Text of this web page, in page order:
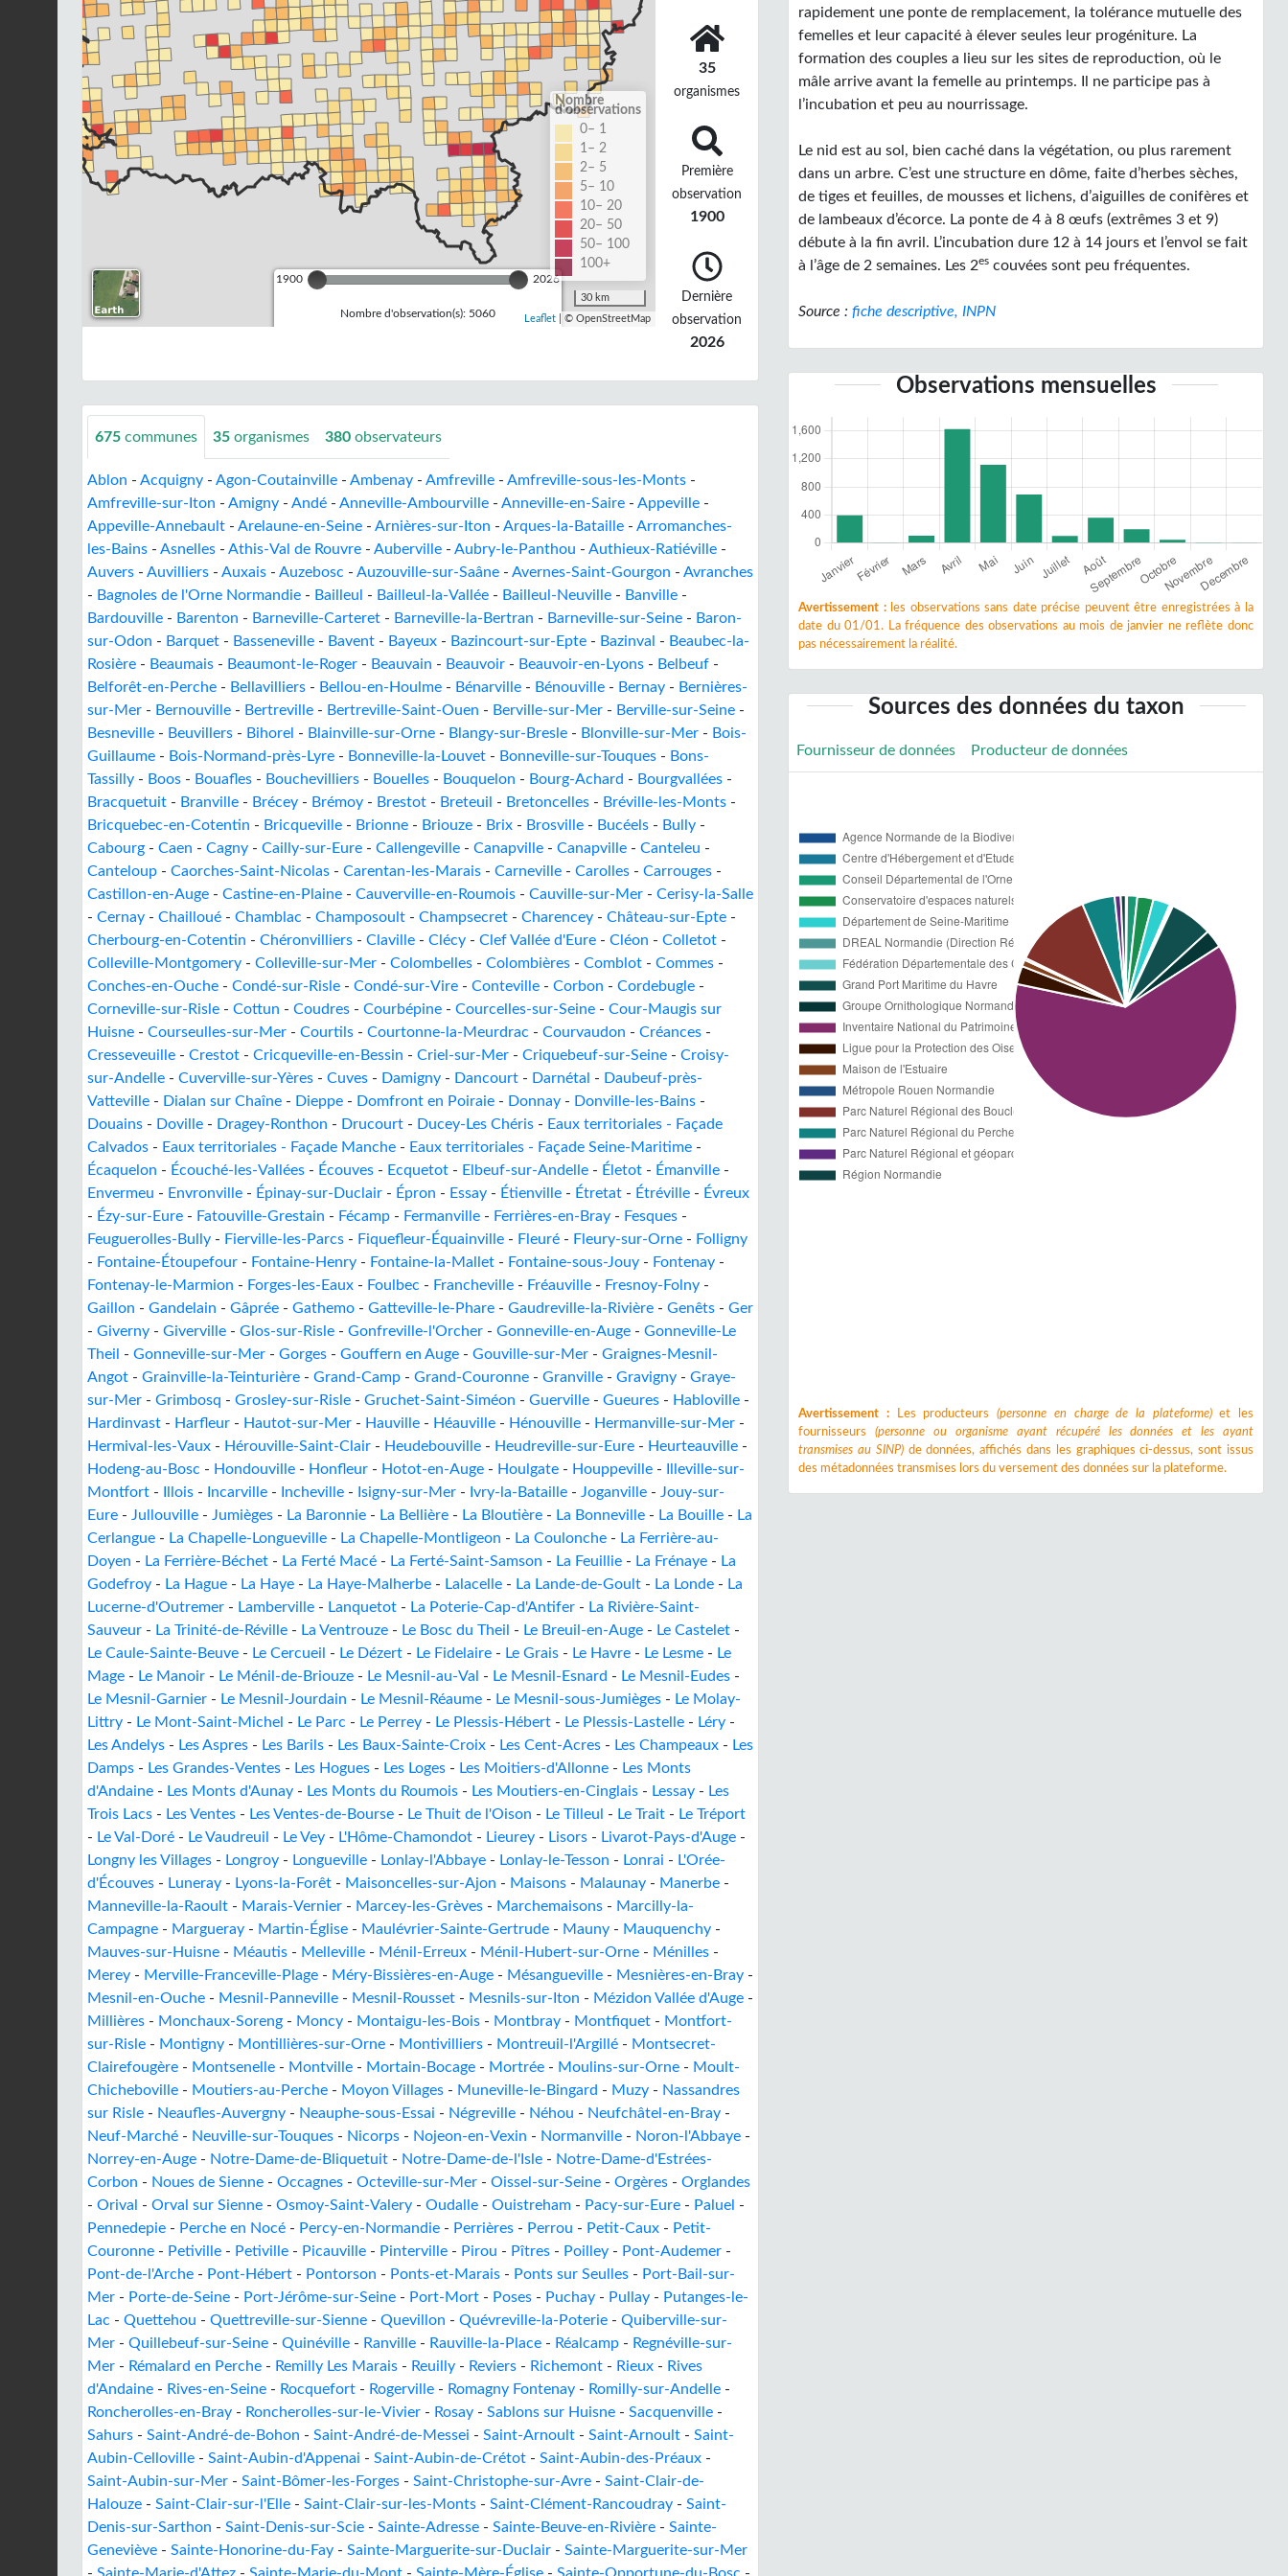
1900 2026
Nombre d'observation(s): 5060
Nombre
d'observations
0– 1
1– 2
2– 5
5– 10
10– 20
20– 50
50– 100
100+
30 km
Leaflet| © OpenStreetMap
35
organismes
Première
observation
1900
Dernière
observation
2026
675 communes 35 organismes 380 observateurs
Ablon - Acquigny - Agon-Coutainville - Ambenay - Amfreville - Amfreville-sous-les-Monts -
Amfreville-sur-Iton - Amigny - Andé - Anneville-Ambourville - Anneville-en-Saire - Appeville -
Appeville-Annebault - Arelaune-en-Seine - Arnières-sur-Iton - Arques-la-Bataille - Arromanches-
les-Bains - Asnelles - Athis-Val de Rouvre - Auberville - Aubry-le-Panthou - Authieux-Ratiéville -
Auvers - Auvilliers - Auxais - Auzebosc - Auzouville-sur-Saâne - Avernes-Saint-Gourgon - Avranches
- Bagnoles de l'Orne Normandie - Bailleul - Bailleul-la-Vallée - Bailleul-Neuville - Banville -
Bardouville - Barenton - Barneville-Carteret - Barneville-la-Bertran - Barneville-sur-Seine - Baron-
sur-Odon - Barquet - Basseneville - Bavent - Bayeux - Bazincourt-sur-Epte - Bazinval - Beaubec-la-
Rosière - Beaumais - Beaumont-le-Roger - Beauvain - Beauvoir - Beauvoir-en-Lyons - Belbeuf -
Belforêt-en-Perche - Bellavilliers - Bellou-en-Houlme - Bénarville - Bénouville - Bernay - Bernières-
sur-Mer - Bernouville - Bertreville - Bertreville-Saint-Ouen - Berville-sur-Mer - Berville-sur-Seine -
Besneville - Beuvillers - Bihorel - Blainville-sur-Orne - Blangy-sur-Bresle - Blonville-sur-Mer - Bois-
Guillaume - Bois-Normand-près-Lyre - Bonneville-la-Louvet - Bonneville-sur-Touques - Bons-
Tassilly - Boos - Bouafles - Bouchevilliers - Bouelles - Bouquelon - Bourg-Achard - Bourgvallées -
Bracquetuit - Branville - Brécey - Brémoy - Brestot - Breteuil - Bretoncelles - Bréville-les-Monts -
Bricquebec-en-Cotentin - Bricqueville - Brionne - Briouze - Brix - Brosville - Bucéels - Bully -
Cabourg - Caen - Cagny - Cailly-sur-Eure - Callengeville - Canapville - Canapville - Canteleu -
Canteloup - Caorches-Saint-Nicolas - Carentan-les-Marais - Carneville - Carolles - Carrouges -
Castillon-en-Auge - Castine-en-Plaine - Cauverville-en-Roumois - Cauville-sur-Mer - Cerisy-la-Salle
- Cernay - Chailloué - Chamblac - Champosoult - Champsecret - Charencey - Château-sur-Epte -
Cherbourg-en-Cotentin - Chéronvilliers - Claville - Clécy - Clef Vallée d'Eure - Cléon - Colletot -
Colleville-Montgomery - Colleville-sur-Mer - Colombelles - Colombières - Comblot - Commes -
Conches-en-Ouche - Condé-sur-Risle - Condé-sur-Vire - Conteville - Corbon - Cordebugle -
Corneville-sur-Risle - Cottun - Coudres - Courbépine - Courcelles-sur-Seine - Cour-Maugis sur
Huisne - Courseulles-sur-Mer - Courtils - Courtonne-la-Meurdrac - Courvaudon - Créances -
Cresseveuille - Crestot - Cricqueville-en-Bessin - Criel-sur-Mer - Criquebeuf-sur-Seine - Croisy-
sur-Andelle - Cuverville-sur-Yères - Cuves - Damigny - Dancourt - Darnétal - Daubeuf-près-
Vatteville - Dialan sur Chaîne - Dieppe - Domfront en Poiraie - Donnay - Donville-les-Bains -
Douains - Doville - Dragey-Ronthon - Drucourt - Ducey-Les Chéris - Eaux territoriales - Façade
Calvados - Eaux territoriales - Façade Manche - Eaux territoriales - Façade Seine-Maritime -
Écaquelon - Écouché-les-Vallées - Écouves - Ecquetot - Elbeuf-sur-Andelle - Életot - Émanville -
Envermeu - Envronville - Épinay-sur-Duclair - Épron - Essay - Étienville - Étretat - Étréville - Évreux
- Ézy-sur-Eure - Fatouville-Grestain - Fécamp - Fermanville - Ferrières-en-Bray - Fesques -
Feuguerolles-Bully - Fierville-les-Parcs - Fiquefleur-Équainville - Fleuré - Fleury-sur-Orne - Folligny
- Fontaine-Étoupefour - Fontaine-Henry - Fontaine-la-Mallet - Fontaine-sous-Jouy - Fontenay -
Fontenay-le-Marmion - Forges-les-Eaux - Foulbec - Francheville - Fréauville - Fresnoy-Folny -
Gaillon - Gandelain - Gâprée - Gathemo - Gatteville-le-Phare - Gaudreville-la-Rivière - Genêts - Ger
- Giverny - Giverville - Glos-sur-Risle - Gonfreville-l'Orcher - Gonneville-en-Auge - Gonneville-Le
Theil
- Gonneville-sur-Mer - Gorges - Gouffern en Auge - Gouville-sur-Mer - Graignes-Mesnil-
Angot - Grainville-la-Teinturière - Grand-Camp - Grand-Couronne - Granville - Gravigny - Graye-
sur-Mer - Grimbosq - Grosley-sur-Risle - Gruchet-Saint-Siméon - Guerville - Gueures - Habloville -
Hardinvast - Harfleur - Hautot-sur-Mer - Hauville - Héauville - Hénouville - Hermanville-sur-Mer -
Hermival-les-Vaux - Hérouville-Saint-Clair - Heudebouville - Heudreville-sur-Eure - Heurteauville -
Hodeng-au-Bosc - Hondouville - Honfleur - Hotot-en-Auge - Houlgate - Houppeville -
Illeville-sur-
Montfort - Illois - Incarville - Incheville - Isigny-sur-Mer - Ivry-la-Bataille - Joganville - Jouy-sur-
Eure - Jullouville - Jumièges - La Baronnie - La Bellière - La Bloutière - La Bonneville - La Bouille - La
Cerlangue - La Chapelle-Longueville - La Chapelle-Montligeon - La Coulonche - La Ferrière-au-
Doyen - La Ferrière-Béchet - La Ferté Macé - La Ferté-Saint-Samson - La Feuillie - La Frénaye - La
Godefroy - La Hague - La Haye - La Haye-Malherbe - Lalacelle - La Lande-de-Goult - La Londe - La
Lucerne-d'Outremer - Lamberville - Lanquetot - La Poterie-Cap-d'Antifer - La Rivière-Saint-
Sauveur - La Trinité-de-Réville - La Ventrouze - Le Bosc du Theil - Le Breuil-en-Auge - Le Castelet -
Le Caule-Sainte-Beuve - Le Cercueil - Le Dézert - Le Fidelaire - Le Grais - Le Havre - Le Lesme - Le
Mage - Le Manoir - Le Ménil-de-Briouze - Le Mesnil-au-Val - Le Mesnil-Esnard - Le Mesnil-Eudes -
Le Mesnil-Garnier - Le Mesnil-Jourdain - Le Mesnil-Réaume - Le Mesnil-sous-Jumièges - Le Molay-
Littry - Le Mont-Saint-Michel - Le Parc - Le Perrey - Le Plessis-Hébert - Le Plessis-Lastelle - Léry -
Les Andelys - Les Aspres - Les Barils - Les Baux-Sainte-Croix - Les Cent-Acres - Les Champeaux - Les
Damps - Les Grandes-Ventes - Les Hogues - Les Loges - Les Moitiers-d'Allonne - Les Monts
d'Andaine - Les Monts d'Aunay - Les Monts du Roumois - Les Moutiers-en-Cinglais - Lessay - Les
Trois Lacs - Les Ventes - Les Ventes-de-Bourse - Le Thuit de l'Oison - Le Tilleul - Le Trait - Le Tréport
- Le Val-Doré - Le Vaudreuil - Le Vey - L'Hôme-Chamondot - Lieurey - Lisors - Livarot-Pays-d'Auge -
Longny les Villages - Longroy - Longueville - Lonlay-l'Abbaye - Lonlay-le-Tesson - Lonrai - L'Orée-
d'Écouves - Luneray - Lyons-la-Forêt - Maisoncelles-sur-Ajon - Maisons - Malaunay - Manerbe -
Manneville-la-Raoult - Marais-Vernier - Marcey-les-Grèves - Marchemaisons - Marcilly-la-
Campagne - Margueray - Martin-Église - Maulévrier-Sainte-Gertrude - Mauny - Mauquenchy -
Mauves-sur-Huisne - Méautis - Melleville - Ménil-Erreux - Ménil-Hubert-sur-Orne - Ménilles -
Merey - Merville-Franceville-Plage - Méry-Bissières-en-Auge - Mésangueville - Mesnières-en-Bray -
Mesnil-en-Ouche - Mesnil-Panneville - Mesnil-Rousset - Mesnils-sur-Iton - Mézidon Vallée d'Auge -
Millières - Monchaux-Soreng - Moncy - Montaigu-les-Bois - Montbray - Montfiquet - Montfort-
sur-Risle - Montigny - Montillières-sur-Orne - Montivilliers - Montreuil-l'Argillé - Montsecret-
Clairefougère - Montsenelle - Montville - Mortain-Bocage - Mortrée - Moulins-sur-Orne - Moult-
Chicheboville - Moutiers-au-Perche - Moyon Villages - Muneville-le-Bingard - Muzy - Nassandres
sur Risle - Neaufles-Auvergny - Neauphe-sous-Essai - Négreville - Néhou - Neufchâtel-en-Bray -
Neuf-Marché - Neuville-sur-Touques - Nicorps - Nojeon-en-Vexin - Normanville - Noron-l'Abbaye -
Norrey-en-Auge - Notre-Dame-de-Bliquetuit - Notre-Dame-de-l'Isle - Notre-Dame-d'Estrées-
Corbon - Noues de Sienne - Occagnes - Octeville-sur-Mer - Oissel-sur-Seine - Orgères - Orglandes
- Orival - Orval sur Sienne - Osmoy-Saint-Valery - Oudalle - Ouistreham - Pacy-sur-Eure - Paluel -
Pennedepie - Perche en Nocé - Percy-en-Normandie - Perrières - Perrou - Petit-Caux - Petit-
Couronne - Petiville - Petiville - Picauville - Pinterville - Pirou - Pîtres - Poilley - Pont-Audemer -
Pont-de-l'Arche - Pont-Hébert - Pontorson - Ponts-et-Marais - Ponts sur Seulles - Port-Bail-sur-
Mer - Porte-de-Seine - Port-Jérôme-sur-Seine - Port-Mort - Poses - Puchay - Pullay - Putanges-le-
Lac - Quettehou - Quettreville-sur-Sienne - Quevillon - Quévreville-la-Poterie - Quiberville-sur-
Mer - Quillebeuf-sur-Seine - Quinéville - Ranville - Rauville-la-Place - Réalcamp - Regnéville-sur-
Mer - Rémalard en Perche - Remilly Les Marais - Reuilly - Reviers - Richemont - Rieux - Rives
d'Andaine - Rives-en-Seine - Rocquefort - Rogerville - Romagny Fontenay - Romilly-sur-Andelle -
Roncherolles-en-Bray - Roncherolles-sur-le-Vivier - Rosay - Sablons sur Huisne - Sacquenville -
Sahurs - Saint-André-de-Bohon - Saint-André-de-Messei - Saint-Arnoult - Saint-Arnoult - Saint-
Aubin-Celloville - Saint-Aubin-d'Appenai - Saint-Aubin-de-Crétot - Saint-Aubin-des-Préaux -
Saint-Aubin-sur-Mer - Saint-Bômer-les-Forges - Saint-Christophe-sur-Avre - Saint-Clair-de-
Halouze - Saint-Clair-sur-l'Elle - Saint-Clair-sur-les-Monts - Saint-Clément-Rancoudray - Saint-
Denis-sur-Sarthon - Saint-Denis-sur-Scie - Sainte-Adresse - Sainte-Beuve-en-Rivière - Sainte-
Geneviève - Sainte-Honorine-du-Fay - Sainte-Marguerite-sur-Duclair - Sainte-Marguerite-sur-Mer
rapidement une ponte de remplacement, la tolérance mutuelle des
femelles et leur capacité à élever seules leur progéniture. La
formation des couples a lieu sur les sites de reproduction, où le
mâle arrive avant la femelle au printemps. Il ne participe pas à
l’incubation et peu au nourrissage.
Le nid est au sol, bien caché dans la végétation, ou plus rarement
dans un arbre. C’est une structure en dôme, faite d’herbes sèches,
de tiges et feuilles, de mousses et lichens, d’aiguilles de conifères et
de lambeaux d’écorce. La ponte de 4 à 8 œufs (extrêmes 3 et 9)
débute à la fin avril. L’incubation dure 12 à 14 jours et l’envol se fait
à l’âge de 2 semaines. Les 2es couvées sont peu fréquentes.
Source :fiche descriptive, INPN
Observations mensuelles
Avertissement :les observations sans date précise peuvent être enregistrées à la
date du 01/01. La fréquence des observations au mois de janvier ne reflète donc
pas nécessairement la réalité.
Sources des données du taxon
Fournisseur de données Producteur de données
Avertissement : Les producteurs(personne en charge de la plateforme)et les
fournisseurs(personne ou organisme ayant récupéré les données et les ayant
transmises au SINP)de données, affichés dans les graphiques ci-dessus, sont issus
des métadonnées transmises lors du versement des données sur la plateforme.